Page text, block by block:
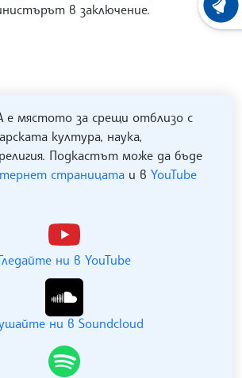
в заключение.
е мястото за срещи отблизо с
култура, наука,
Подкастът може да бъде
страницата и в YouTube
ни в YouTube
ни в Soundcloud